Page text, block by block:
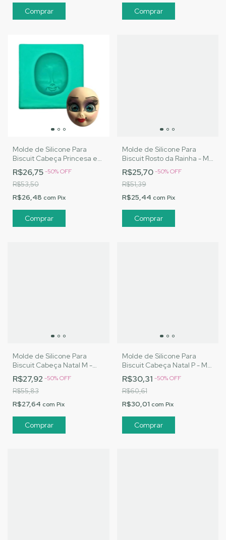
Molde de Silicone Para
Biscuit Cabeça Princesa e
Vilã 3 - MJ Artesanatos
|Cód. A134
R$26,75-50%OFF
R$53,50
R$26,48 com Pix
Molde de Silicone Para
Biscuit Rosto da Rainha - MJ
Artesanatos |Cód. A135
R$25,70-50%OFF
R$51,39
R$25,44 com Pix
Molde de Silicone Para
Biscuit Cabeça Natal M -
MJ Artesanatos | Cód.
A036
R$27,92 -50%OFF
R$55,83
R$27,64 com Pix
Molde de Silicone Para
Biscuit Cabeça Natal P - MJ
Artesanatos | Cód. A037
R$30,31 -50%OFF
R$60,61
R$30,01 com Pix